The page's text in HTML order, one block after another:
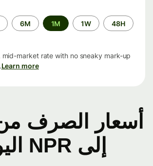
الفترة
الزمنية
48H
1W
1M
6M
mid-market rate with no sneaky mark-up
Learn more
إلى NPR اليوم